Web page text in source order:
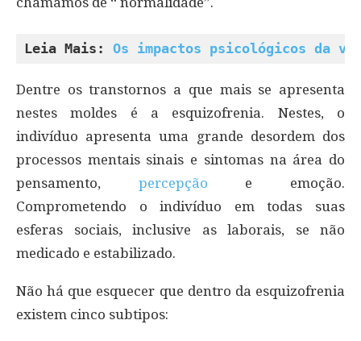
Leia Mais: Os impactos psicológicos da
Dentre os transtornos a que mais se apresenta
nestes moldes é a esquizofrenia. Nestes, o
indivíduo apresenta uma grande desordem dos
processos mentais sinais e sintomas na área do
pensamento, percepção e emoção.
Comprometendo o indivíduo em todas suas
esferas sociais, inclusive as laborais, se não
medicado e estabilizado.
Não há que esquecer que dentro da esquizofrenia
existem cinco subtipos: